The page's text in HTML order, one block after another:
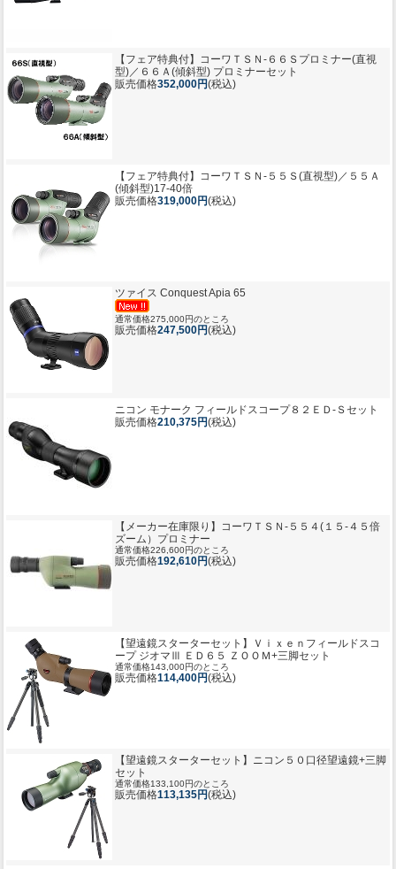
【フェア特典付】コーワＴＳＮ-６６Ｓプロミナー(直視
型)／６６Ａ(傾斜型) プロミナーセット
販売価格352,000円(税込)
【フェア特典付】コーワＴＳＮ-５５Ｓ(直視型)／５５Ａ
(傾斜型)17-40倍
販売価格319,000円(税込)
ツァイス Conquest Apia 65
通常価格275,000円のところ
販売価格247,500円(税込)
ニコン モナーク フィールドスコープ８２ＥＤ-Ｓセット
販売価格210,375円(税込)
【メーカー在庫限り】 コーワＴＳＮ-５５４(１５-４５倍
ズーム）プロミナー
通常価格226,600円のところ
販売価格192,610円(税込)
【望遠鏡スターターセット】Ｖｉｘｅｎフィールドスコ
ープ ジオマⅢ ＥＤ６５ ＺＯＯＭ+三脚セット
通常価格143,000円のところ
販売価格114,400円(税込)
【望遠鏡スターターセット】ニコン５０口径望遠鏡+三脚
セット
通常価格133,100円のところ
販売価格113,135円(税込)